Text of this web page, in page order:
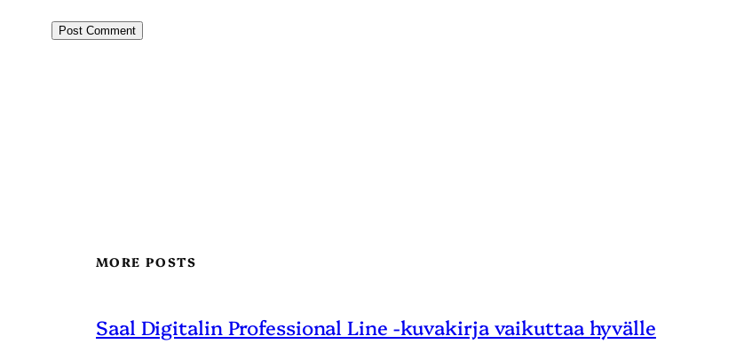
MORE POSTS
Saal Digitalin Professional Line -kuvakirja vaikuttaa hyvälle